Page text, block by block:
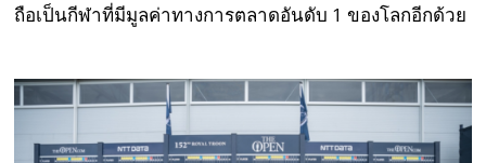
ถือเป็นกีฬาที่มีมูลค่าทางการตลาดอันดับ 1 ของโลกอีกด้วย